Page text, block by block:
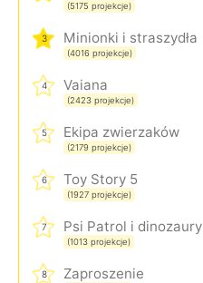
(5175 projekcje)
3 Minionki i straszydła
(4016 projekcje)
4 Vaiana
(2423 projekcje)
5 Ekipa zwierzaków
(2179 projekcje)
6 Toy Story 5
(1927 projekcje)
7 Psi Patrol i dinozaury
(1013 projekcje)
8 Zaproszenie